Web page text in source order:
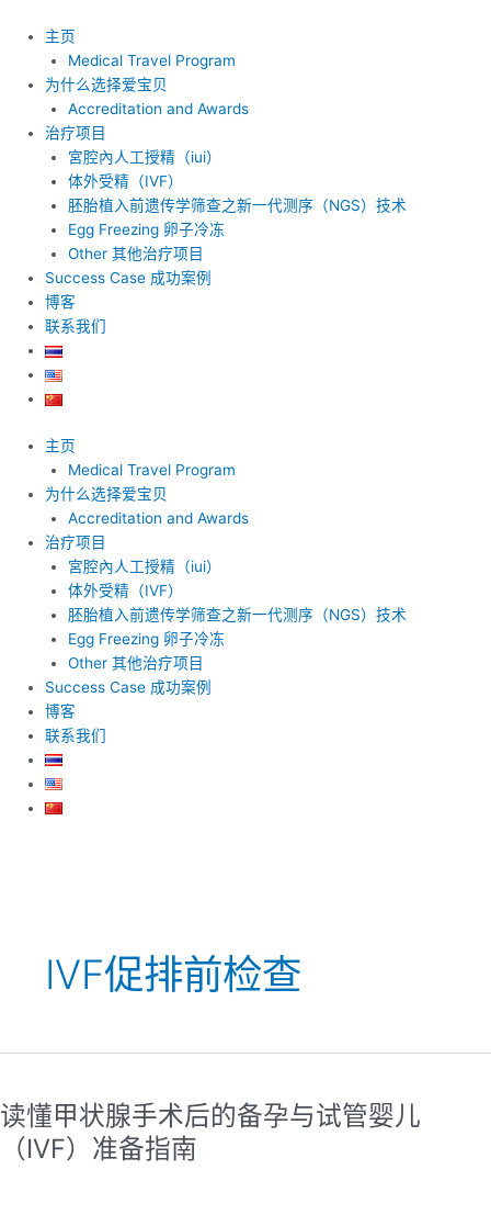
主页
Medical Travel Program
为什么选择爱宝贝
Accreditation and Awards
治疗项目
宮腔內人工授精（iui）
体外受精（IVF）
胚胎植入前遗传学筛查之新一代测序（NGS）技术
Egg Freezing 卵子冷冻
Other 其他治疗项目
Success Case 成功案例
博客
联系我们
主页
Medical Travel Program
为什么选择爱宝贝
Accreditation and Awards
治疗项目
宮腔內人工授精（iui）
体外受精（IVF）
胚胎植入前遗传学筛查之新一代测序（NGS）技术
Egg Freezing 卵子冷冻
Other 其他治疗项目
Success Case 成功案例
博客
联系我们
IVF促排前检查
读懂甲状腺手术后的备孕与试管婴儿
（IVF）准备指南
甲